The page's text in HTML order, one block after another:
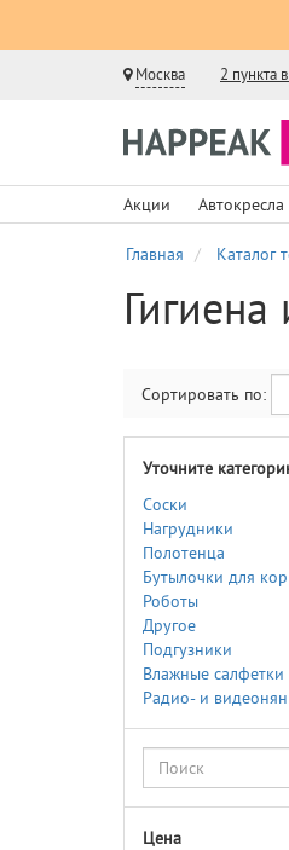
Москва 2 пункта
Акции Автокресла
Главная Каталог
Сортировать по:
Уточните
Соски
Нагрудники
Полотенца
Бутылочки для
Роботы
Другое
Подгузники
Влажные салфетки
Радио- и
Цена